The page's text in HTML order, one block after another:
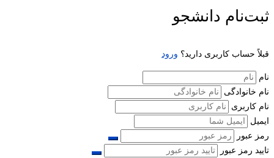
ثبت
نام
دانشجو
ثبت‌نام دانشجو
قبلاً حساب کاربری دارید؟ ورود
نام
نام خانوادگی
نام کاربری
ایمیل
رمز عبور
تایید رمز عبور